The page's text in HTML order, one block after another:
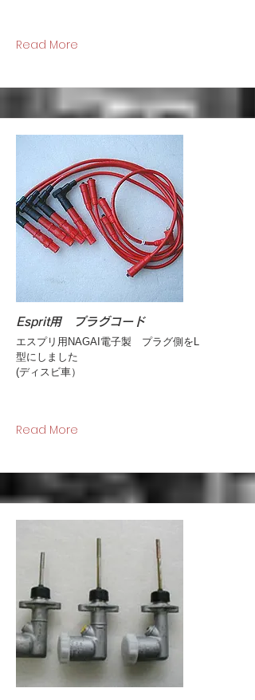
Read More
Esprit用 プラグコード
エスプリ用NAGAI電子製 プラグ側をL
型にしました
(ディスビ車）
Read More